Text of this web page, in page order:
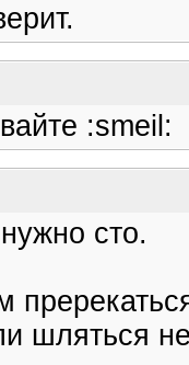
:smeil:
сто.
шляться